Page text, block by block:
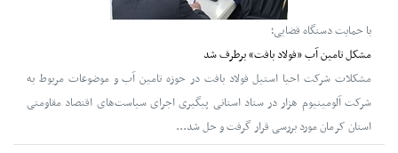
با حمایت دستگاه قضایی؛
مشکل تامین آب «فولاد بافت» برطرف شد
مشکلات شرکت احیا استیل فولاد بافت در حوزه تامین آب و موضوعات مربوط به
شرکت آلومینیوم هزار در ستاد استانی پیگیری اجرای سیاست‌های اقتصاد مقاومتی
استان کرمان مورد بررسی قرار گرفت و حل شد...